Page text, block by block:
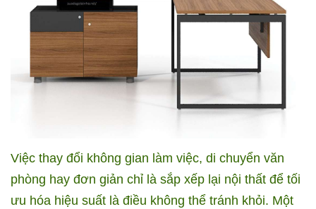
Việc thay đổi không gian làm việc, di chuyển văn
phòng hay đơn giản chỉ là sắp xếp lại nội thất để tối
ưu hóa hiệu suất là điều không thể tránh khỏi. Một